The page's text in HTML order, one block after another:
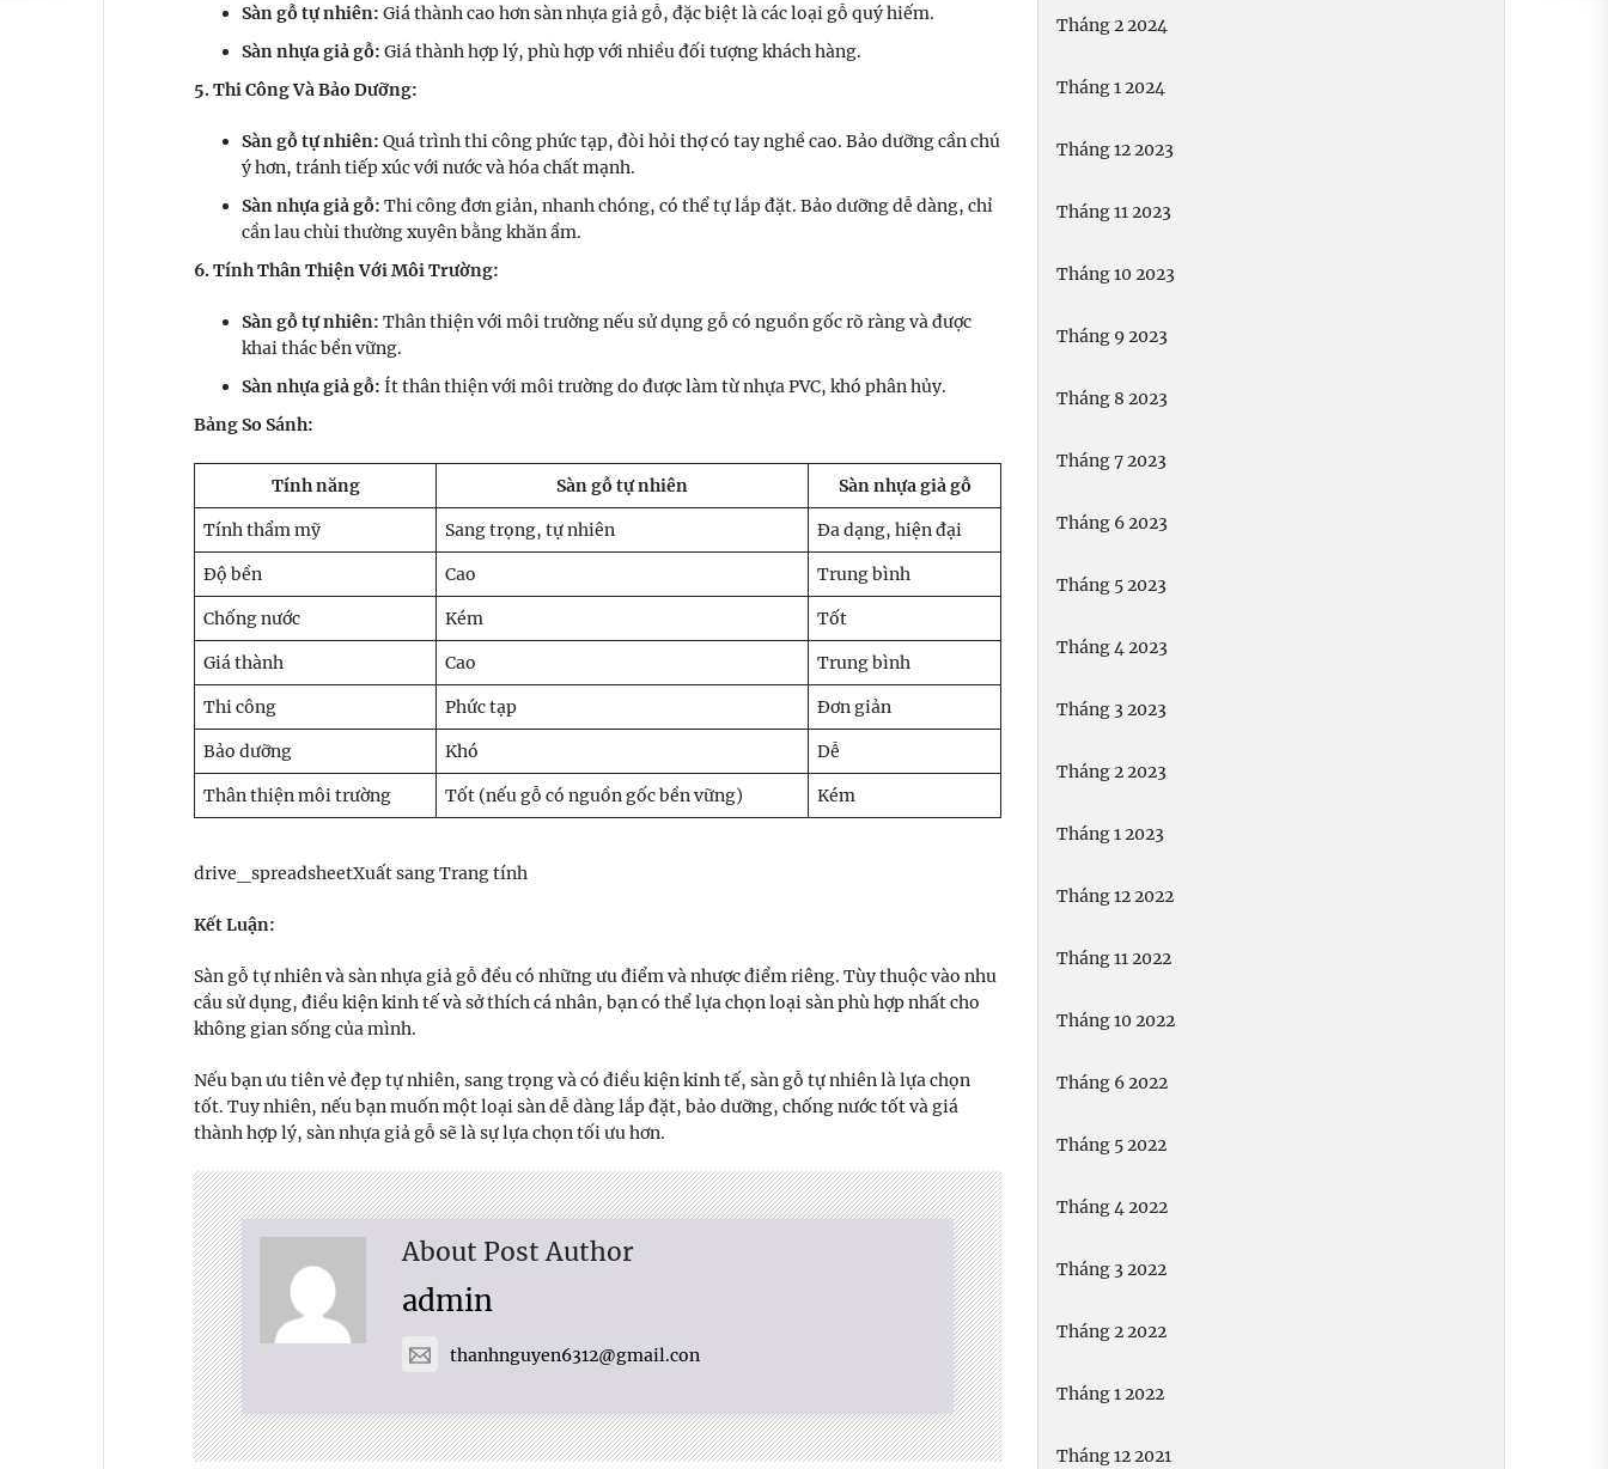
Sàn gỗ tự nhiên: Giá thành cao hơn sàn nhựa giả gỗ, đặc biệt là các loại gỗ quý hiếm.
Sàn nhựa giả gỗ: Giá thành hợp lý, phù hợp với nhiều đối tượng khách hàng.
5. Thi Công Và Bảo Dưỡng:
Sàn gỗ tự nhiên: Quá trình thi công phức tạp, đòi hỏi thợ có tay nghề cao. Bảo dưỡng cần chú
ý hơn, tránh tiếp xúc với nước và hóa chất mạnh.
Sàn nhựa giả gỗ: Thi công đơn giản, nhanh chóng, có thể tự lắp đặt. Bảo dưỡng dễ dàng, chỉ
cần lau chùi thường xuyên bằng khăn ẩm.
6. Tính Thân Thiện Với Môi Trường:
Sàn gỗ tự nhiên: Thân thiện với môi trường nếu sử dụng gỗ có nguồn gốc rõ ràng và được
khai thác bền vững.
Sàn nhựa giả gỗ: Ít thân thiện với môi trường do được làm từ nhựa PVC, khó phân hủy.
Bảng So Sánh:
Tính năng Sàn gỗ tự nhiên Sàn nhựa giả gỗ
Tính thẩm mỹ Sang trọng, tự nhiên Đa dạng, hiện đại
Độ bền Cao Trung bình
Chống nước Kém Tốt
Giá thành Cao Trung bình
Thi công Phức tạp Đơn giản
Bảo dưỡng Khó Dễ
Thân thiện môi trường Tốt (nếu gỗ có nguồn gốc bền vững) Kém
drive_spreadsheetXuất sang Trang tính
Kết Luận:
Sàn gỗ tự nhiên và sàn nhựa giả gỗ đều có những ưu điểm và nhược điểm riêng. Tùy thuộc vào nhu
cầu sử dụng, điều kiện kinh tế và sở thích cá nhân, bạn có thể lựa chọn loại sàn phù hợp nhất cho
không gian sống của mình.
Nếu bạn ưu tiên vẻ đẹp tự nhiên, sang trọng và có điều kiện kinh tế, sàn gỗ tự nhiên là lựa chọn
tốt. Tuy nhiên, nếu bạn muốn một loại sàn dễ dàng lắp đặt, bảo dưỡng, chống nước tốt và giá
thành hợp lý, sàn nhựa giả gỗ sẽ là sự lựa chọn tối ưu hơn.
About Post Author
admin
thanhnguyen6312@gmail.con
Tháng 2 2024
Tháng 1 2024
Tháng 12 2023
Tháng 11 2023
Tháng 10 2023
Tháng 9 2023
Tháng 8 2023
Tháng 7 2023
Tháng 6 2023
Tháng 5 2023
Tháng 4 2023
Tháng 3 2023
Tháng 2 2023
Tháng 1 2023
Tháng 12 2022
Tháng 11 2022
Tháng 10 2022
Tháng 6 2022
Tháng 5 2022
Tháng 4 2022
Tháng 3 2022
Tháng 2 2022
Tháng 1 2022
Tháng 12 2021